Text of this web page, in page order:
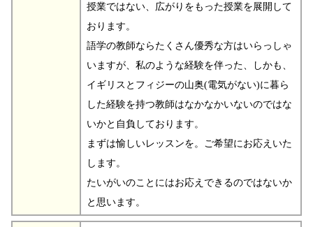
授業ではない、広がりをもった授業を展開して
おります。
語学の教師ならたくさん優秀な方はいらっしゃ
いますが、私のような経験を伴った、しかも、
イギリスとフィジーの山奥(電気がない)に暮ら
した経験を持つ教師はなかなかいないのではな
いかと自負しております。
まずは愉しいレッスンを。ご希望にお応えいた
します。
たいがいのことにはお応えできるのではないか
と思います。